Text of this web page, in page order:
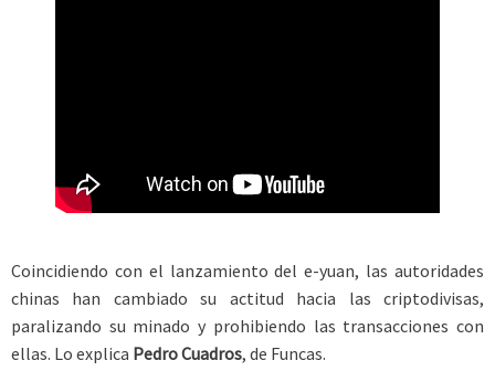
Coincidiendo con el lanzamiento del e-yuan, las autoridades
chinas han cambiado su actitud hacia las criptodivisas,
paralizando su minado y prohibiendo las transacciones con
ellas. Lo explica Pedro Cuadros, de Funcas.